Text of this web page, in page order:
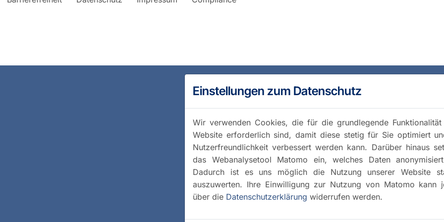
Einstellungen zum Datenschutz
Wir verwenden Cookies, die für die grundlegende Funktionalität
Website erforderlich sind, damit diese stetig für Sie optimiert
Nutzerfreundlichkeit verbessert werden kann. Darüber hinaus
das Webanalysetool Matomo ein, welches Daten
Dadurch ist es uns möglich die Nutzung unserer Website
auszuwerten. Ihre Einwilligung zur Nutzung von Matomo kann
über die Datenschutzerklärung widerrufen werden.